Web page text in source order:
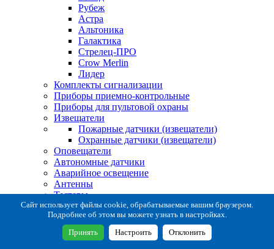
Рубеж
Астра
Альтоника
Галактика
Стрелец-ПРО
Crow Merlin
Лидер
Комплекты сигнализации
Приборы приемно-контрольные
Приборы для пультовой охраны
Извещатели
Пожарные датчики (извещатели)
Охранные датчики (извещатели)
Оповещатели
Автономные датчики
Аварийное освещение
Антенны
Тестеры
Система сбора извещений
Расходные и монтажные материалы
Коробки коммутационные
Кронштейны для извещателей
Сайт использует файлы cookie, обрабатываемые вашим браузером.
Подробнее об этом вы можете узнать в настройках.
Принять Настроить Отклонить